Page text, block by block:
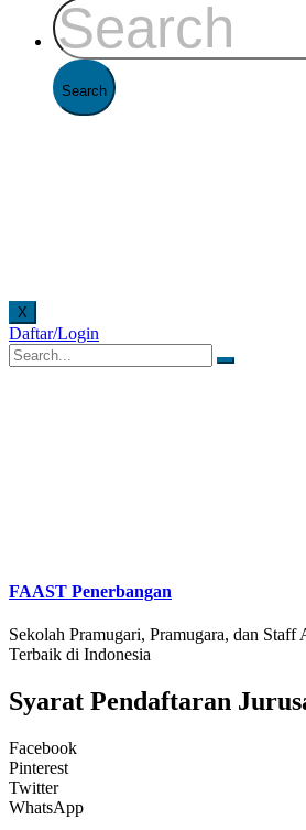
X
Daftar/Login
FAAST Penerbangan
Sekolah Pramugari, Pramugara, dan Staff
Terbaik di Indonesia
Syarat Pendaftaran
Facebook
Pinterest
Twitter
WhatsApp